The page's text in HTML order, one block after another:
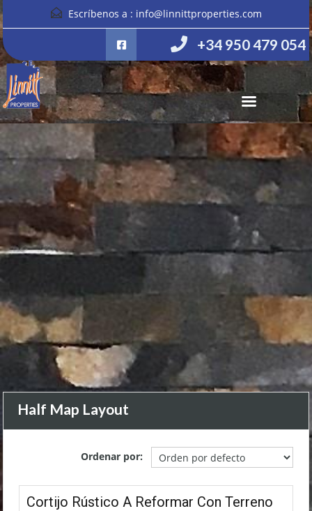
Escríbenos a : info@linnittproperties.com
+34 950 479 054
Half Map Layout
Ordenar por:
Cortijo Rústico A Reformar Con Terreno